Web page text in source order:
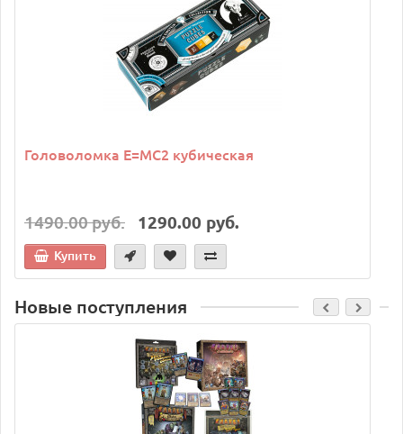
Головоломка E=MC2 кубическая
1490.00 руб. 1290.00 руб.
Купить
Новые поступления